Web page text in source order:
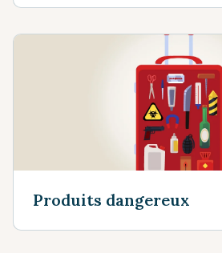
Produits dangereux